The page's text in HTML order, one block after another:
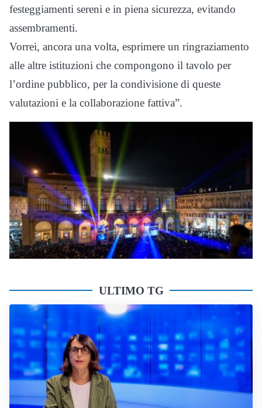
festeggiamenti sereni e in piena sicurezza, evitando
assembramenti.
Vorrei, ancora una volta, esprimere un ringraziamento
alle altre istituzioni che compongono il tavolo per
l’ordine pubblico, per la condivisione di queste
valutazioni e la collaborazione fattiva”.
ULTIMO TG